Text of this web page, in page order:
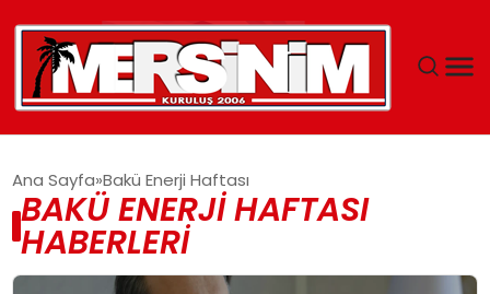
YAŞAM
GÜNCEL
Ana Sayfa Bakü Enerji Haftası
BAKÜ ENERJI HAFTASI
HABERLERI